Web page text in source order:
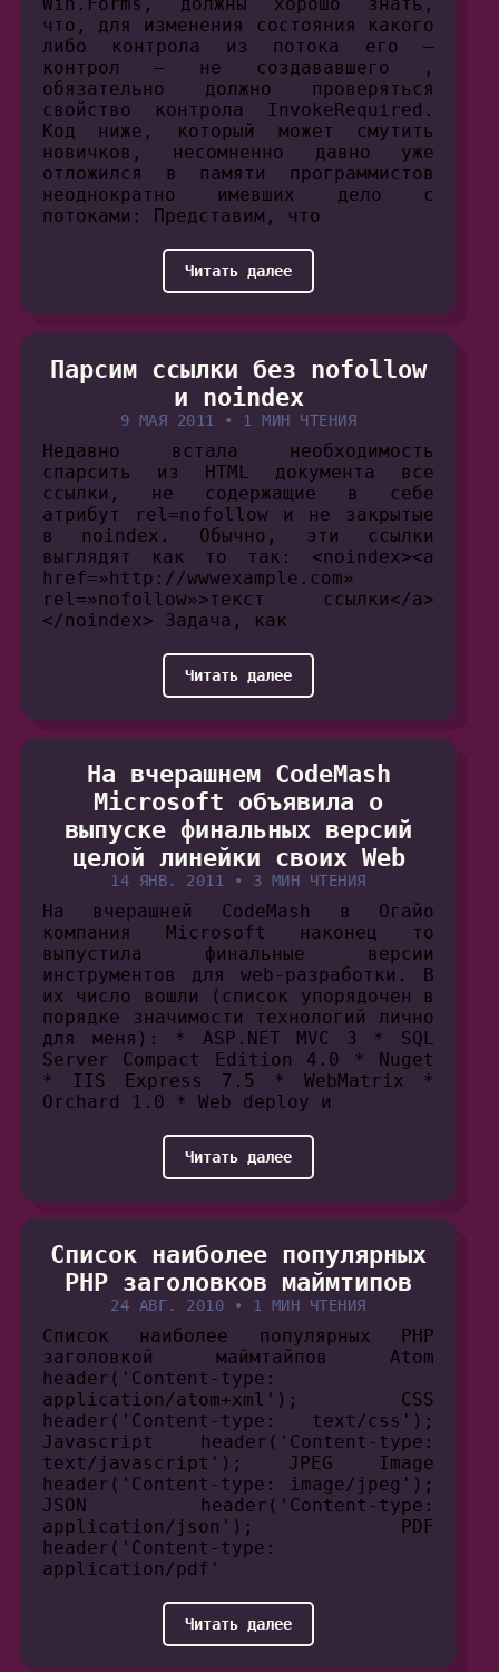
Win.Forms, должны хорошо знать,
что, для изменения состояния какого
либо контрола из потока его —
контрол — не создававшего ,
обязательно должно проверяться
свойство контрола InvokeRequired.
Код ниже, который может смутить
новичков, несомненно давно уже
отложился в памяти программистов
неоднократно имевших дело с
потоками: Представим, что
Читать далее
Парсим ссылки без nofollow
и noindex
9 МАЯ 2011 • 1 МИН ЧТЕНИЯ
Недавно встала необходимость
спарсить из HTML документа все
ссылки, не содержащие в себе
атрибут rel=nofollow и не закрытые
в noindex. Обычно, эти ссылки
выглядят как то так: <noindex><a
href=»http://wwwexample.com»
rel=»nofollow»>текст ссылки</a>
</noindex> Задача, как
Читать далее
На вчерашнем CodeMash
Microsoft объявила о
выпуске финальных версий
целой линейки своих Web
14 ЯНВ. 2011 • 3 МИН ЧТЕНИЯ
На вчерашней CodeMash в Огайо
компания Microsoft наконец то
выпустила финальные версии
инструментов для web-разработки. В
их число вошли (список упорядочен в
порядке значимости технологий лично
для меня): * ASP.NET MVC 3 * SQL
Server Compact Edition 4.0 * Nuget
* IIS Express 7.5 * WebMatrix *
Orchard 1.0 * Web deploy и
Читать далее
Список наиболее популярных
PHP заголовков маймтипов
24 АВГ. 2010 • 1 МИН ЧТЕНИЯ
Список наиболее популярных PHP
заголовкой маймтайпов Atom
header('Content-type:
application/atom+xml'); CSS
header('Content-type: text/css');
Javascript header('Content-type:
text/javascript'); JPEG Image
header('Content-type: image/jpeg');
JSON header('Content-type:
application/json'); PDF
header('Content-type:
application/pdf'
Читать далее